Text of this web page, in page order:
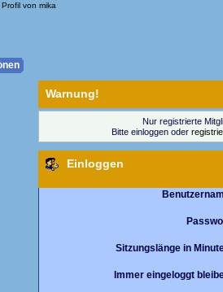
Profil von mika
Warnung!
Nur registrierte
Bitte einloggen oder
Einloggen
Sitzungslänge in
Immer eingeloggt